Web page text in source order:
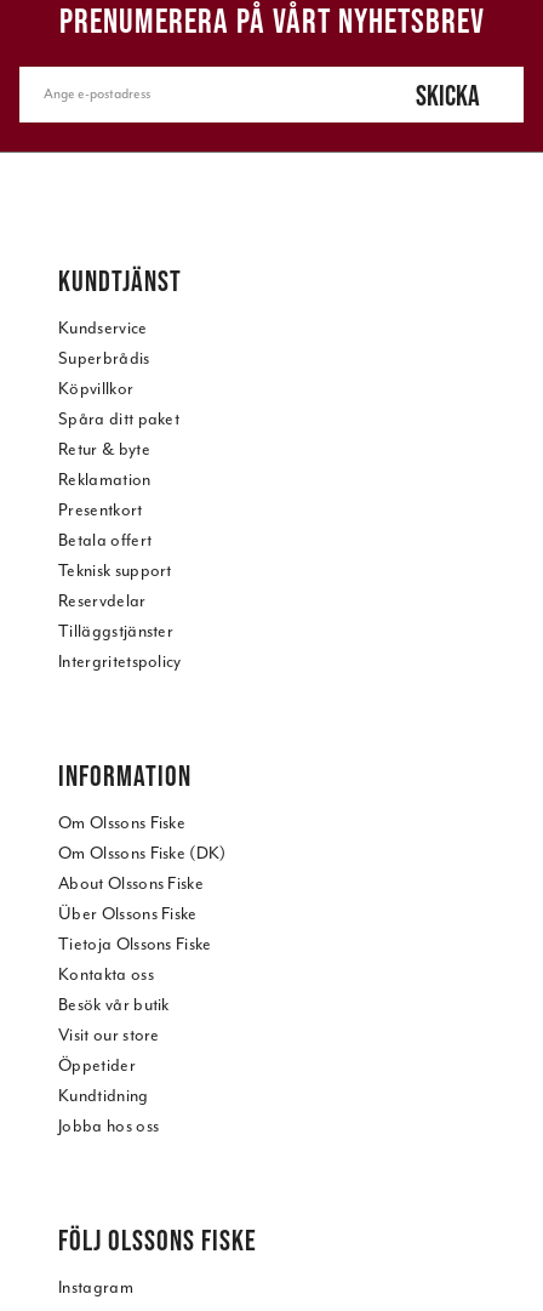
PRENUMERERA PÅ VÅRT NYHETSBREV
SKICKA
KUNDTJÄNST
Kundservice
Superbrådis
Köpvillkor
Spåra ditt paket
Retur & byte
Reklamation
Presentkort
Betala offert
Teknisk support
Reservdelar
Tilläggstjänster
Intergritetspolicy
INFORMATION
Om Olssons Fiske
Om Olssons Fiske (DK)
About Olssons Fiske
Über Olssons Fiske
Tietoja Olssons Fiske
Kontakta oss
Besök vår butik
Visit our store
Öppetider
Kundtidning
Jobba hos oss
FÖLJ OLSSONS FISKE
Instagram